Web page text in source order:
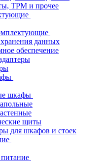
TPM и прочее
данных
обеспечение
шкафы
щиты
для шкафов и стоек